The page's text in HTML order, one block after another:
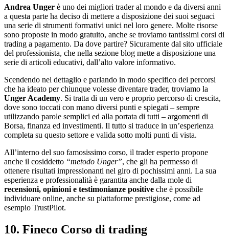
Andrea Unger è uno dei migliori trader al mondo e da diversi anni
a questa parte ha deciso di mettere a disposizione dei suoi seguaci
una serie di strumenti formativi unici nel loro genere. Molte risorse
sono proposte in modo gratuito, anche se troviamo tantissimi corsi di
trading a pagamento. Da dove partire? Sicuramente dal sito ufficiale
del professionista, che nella sezione blog mette a disposizione una
serie di articoli educativi, dall’alto valore informativo.
Scendendo nel dettaglio e parlando in modo specifico dei percorsi
che ha ideato per chiunque volesse diventare trader, troviamo la
Unger Academy. Si tratta di un vero e proprio percorso di crescita,
dove sono toccati con mano diversi punti e spiegati – sempre
utilizzando parole semplici ed alla portata di tutti – argomenti di
Borsa, finanza ed investimenti. Il tutto si traduce in un’esperienza
completa su questo settore e valida sotto molti punti di vista.
All’interno del suo famosissimo corso, il trader esperto propone
anche il cosiddetto “metodo Unger”, che gli ha permesso di
ottenere risultati impressionanti nel giro di pochissimi anni. La sua
esperienza e professionalità è garantita anche dalla mole di
recensioni, opinioni e testimonianze positive che è possibile
individuare online, anche su piattaforme prestigiose, come ad
esempio TrustPilot.
10. Fineco Corso di trading